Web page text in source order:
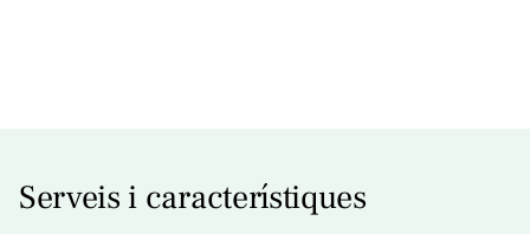
Serveis i característiques